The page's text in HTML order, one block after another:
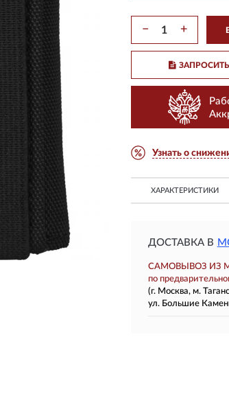
− +
Узнать о
ХАРАКТЕРИСТИКИ
ДОСТАВКА В
САМОВЫВОЗ ИЗ
по
(г. Москва, м.
ул. Большие